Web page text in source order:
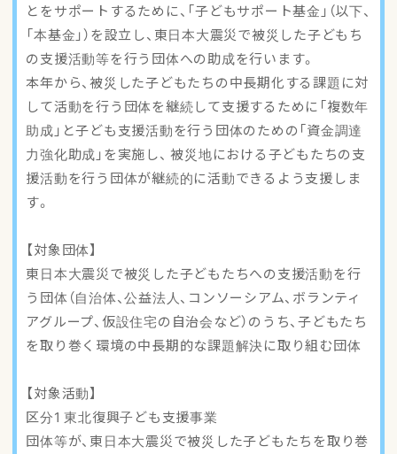
とをサポートするために、「子どもサポート基金」（以下、
「本基金」）を設立し、東日本大震災で被災した子どもち
の支援活動等を行う団体への助成を行います。
本年から、被災した子どもたちの中長期化する課題に対
して活動を行う団体を継続して支援するために「複数年
助成」と子ども支援活動を行う団体のための「資金調達
力強化助成」を実施し、 被災地における子どもたちの支
援活動を行う団体が継続的に活動できるよう支援しま
す。
【対象団体】
東日本大震災で被災した子どもたちへの支援活動を行
う団体（自治体、公益法人、コンソーシアム、ボランティ
アグループ、仮設住宅の自治会など）のうち、子どもたち
を取り巻く環境の中長期的な課題解決に取り組む団体
【対象活動】
区分1 東北復興子ども支援事業
団体等が、東日本大震災で被災した子どもたちを取り巻